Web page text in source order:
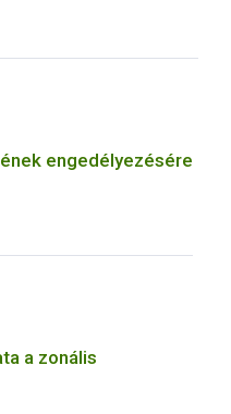
engedélyezésére
a zonális